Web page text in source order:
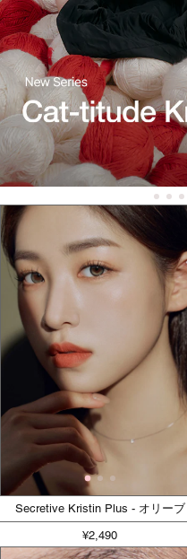
Secretive Kristin Plus - オリーブ
¥2,490